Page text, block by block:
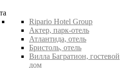
Ripario Hotel Group
Актер, парк-отель
Атлантида, отель
Бристоль, отель
Вилла Багратион, гостевой
дом